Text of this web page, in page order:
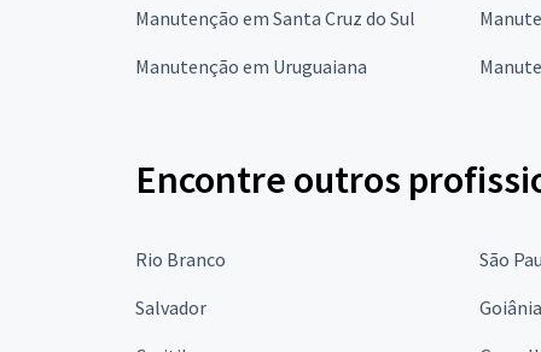
Manutenção em Santa Cruz do Sul
Manutenção em Uruguaiana
Encontre outros
Rio Branco São
Salvador
Goiânia